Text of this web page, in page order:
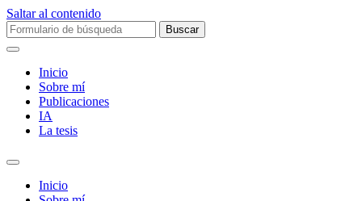
Saltar al contenido
Buscar:
Inicio
Sobre mí­
Publicaciones
IA
La tesis
Alternar
campoInicio